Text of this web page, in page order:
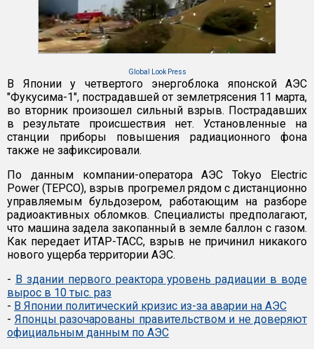
Global Look Press
В Японии у четвертого энергоблока японской АЭС
"Фукусима-1", пострадавшей от землетрясения 11 марта,
во вторник произошел сильный взрыв. Пострадавших
в результате происшествия нет. Установленные на
станции приборы повышения радиационного фона
также не зафиксировали.
По данным компании-оператора АЭС Tokyo Electric
Power (TEPCO), взрыв прогремел рядом с дистанционно
управляемым бульдозером, работающим на разборе
радиоактивных обломков. Специалисты предполагают,
что машина задела закопанный в земле баллон с газом.
Как передает ИТАР-ТАСС, взрыв не причинил никакого
нового ущерба территории АЭС.
- В здании первого реактора уровень радиации в воде
вырос в 10 тыс. раз
- В Японии политический кризис из-за аварии на АЭС
- Японцы разочарованы правительством и не доверяют
официальным данным по АЭС